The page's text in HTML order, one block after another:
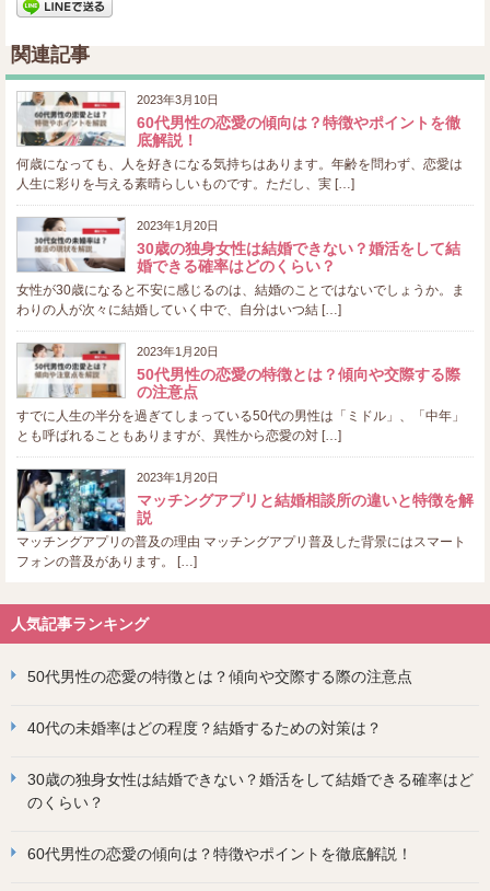
関連記事
2023年3月10日
60代男性の恋愛の傾向は？特徴やポイントを徹
底解説！
何歳になっても、人を好きになる気持ちはあります。年齢を問わず、恋愛は
人生に彩りを与える素晴らしいものです。ただし、実 […]
2023年1月20日
30歳の独身女性は結婚できない？婚活をして結
婚できる確率はどのくらい？
女性が30歳になると不安に感じるのは、結婚のことではないでしょうか。ま
わりの人が次々に結婚していく中で、自分はいつ結 […]
2023年1月20日
50代男性の恋愛の特徴とは？傾向や交際する際
の注意点
すでに人生の半分を過ぎてしまっている50代の男性は「ミドル」、「中年」
とも呼ばれることもありますが、異性から恋愛の対 […]
2023年1月20日
マッチングアプリと結婚相談所の違いと特徴を解
説
マッチングアプリの普及の理由 マッチングアプリ普及した背景にはスマート
フォンの普及があります。 […]
人気記事ランキング
50代男性の恋愛の特徴とは？傾向や交際する際の注意点
40代の未婚率はどの程度？結婚するための対策は？
30歳の独身女性は結婚できない？婚活をして結婚できる確率はど
のくらい？
60代男性の恋愛の傾向は？特徴やポイントを徹底解説！